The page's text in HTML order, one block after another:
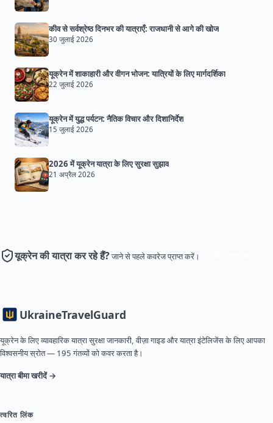
कीव से सर्वश्रेष्ठ दिनभर की यात्राएँ: राजधानी से आगे की खोज
30 जुलाई 2026
यूक्रेन में शाकाहारी और वीगन भोजन: यात्रियों के लिए मार्गदर्शिका
22 जुलाई 2026
यूक्रेन में युद्ध पर्यटन: नैतिक विचार और दिशानिर्देश
15 जुलाई 2026
2026 में यूक्रेन यात्रा के लिए सुरक्षा सुझाव
21 अप्रैल 2026
यूक्रेन की यात्रा कर रहे हैं?जाने से पहले कवरेज प्राप्त करें।
UkraineTravelGuard
यूक्रेन के लिए व्यावहारिक यात्रा सुरक्षा जानकारी, वीज़ा गाइड और यात्रा इंटेलिजेंस के लिए आपका
विश्वसनीय स्रोत — 195 गंतव्यों को कवर करता है।
यात्रा बीमा खरीदें →
त्वरित लिंक